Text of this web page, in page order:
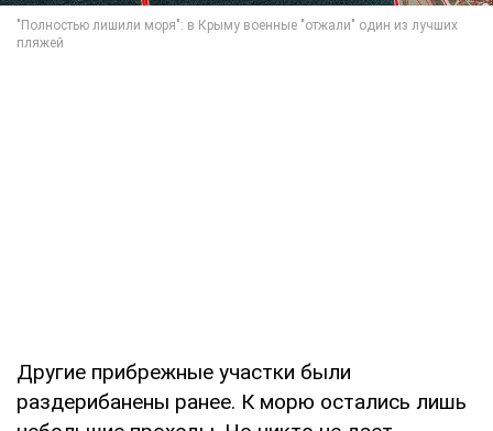
Другие прибрежные участки были
раздерибанены ранее. К морю остались лишь